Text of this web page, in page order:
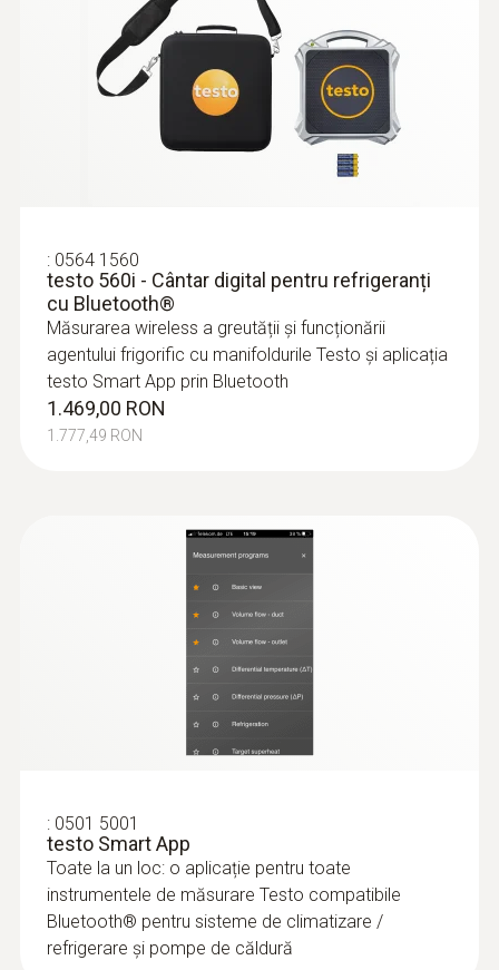
Bluetooth®
Acoperire wireless
Temperatura de depozitare
-20 la +60 °C
Durata de viață baterie
130 ore
Bluetooth®
Acoperire wireless
100 m
Temperatura de depozitare
& refrigerare
Meniuri specifice aplicației: supraîncălzirea
sau subrăcirea, determinarea supraîncălzirii,
capacitatea încălzirii/răcirii
2.964,00 RON
3.586,44 RON
HVAC/R
Pentru toate măsurările care implică sisteme
de încălzire, climatizare, refrigerare și
ventilație
5.614,00 RON
6.792,94 RON
: 0564 1560
testo 560i - Cântar digital pentru refrigeranți
cu Bluetooth®
Măsurarea wireless a greutății și funcționării
agentului frigorific cu manifoldurile Testo și aplicația
testo Smart App prin Bluetooth
1.469,00 RON
1.777,49 RON
: 0501 5001
testo Smart App
Toate la un loc: o aplicație pentru toate
instrumentele de măsurare Testo compatibile
Bluetooth® pentru sisteme de climatizare /
refrigerare și pompe de căldură